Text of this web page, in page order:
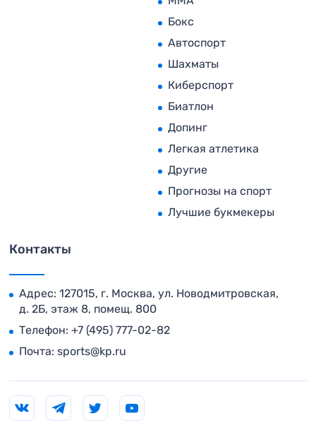
Бокс
Автоспорт
Шахматы
Киберспорт
Биатлон
Допинг
Легкая атлетика
Другие
Прогнозы на спорт
Лучшие букмекеры
Контакты
Адрес: 127015, г. Москва, ул. Новодмитровская,
д. 2Б, этаж 8, помещ. 800
Телефон: +7 (495) 777-02-82
Почта: sports@kp.ru